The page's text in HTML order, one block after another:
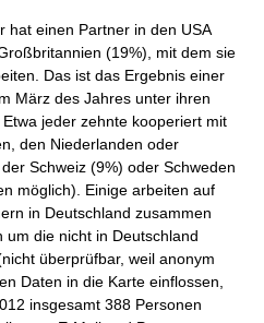
hat einen Partner in den USA
(19%), mit dem sie
Das ist das Ergebnis einer
März des Jahres unter ihren
jeder zehnte kooperiert mit
den Niederlanden oder
Schweiz (9%) oder Schweden
möglich). Einige arbeiten auf
in Deutschland zusammen
um die nicht in Deutschland
überprüfbar, weil anonym
Daten in die Karte einflossen,
insgesamt 388 Personen